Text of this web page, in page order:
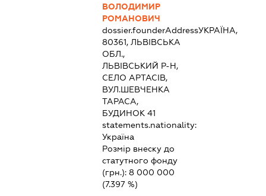
ВОЛОДИМИР
РОМАНОВИЧ
dossier.founderAddressУКРАЇНА,
80361, ЛЬВІВСЬКА
ОБЛ.,
ЛЬВІВСЬКИЙ Р-Н,
СЕЛО АРТАСІВ,
ВУЛ.ШЕВЧЕНКА
ТАРАСА,
БУДИНОК 41
statements.nationality:
Україна
Розмір внеску до
статутного фонду
(грн.): 8 000 000
(7.397 %)